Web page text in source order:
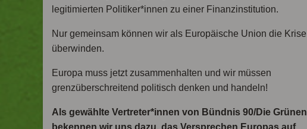
legitimierten Politiker*innen zu einer Finanzinstitution.
Nur gemeinsam können wir als Europäische Union die Krise
überwinden.
Europa muss jetzt zusammenhalten und wir müssen
grenzüberschreitend politisch denken und handeln!
Als gewählte Vertreter*innen von Bündnis 90/Die Grünen
bekennen wir uns dazu, das Versprechen Europas auf